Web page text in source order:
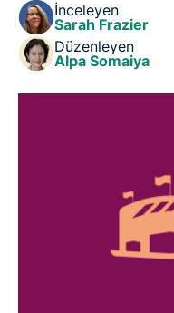
SSS
İnceleyen
Sarah Frazier
Düzenleyen
Alpa Somaiya